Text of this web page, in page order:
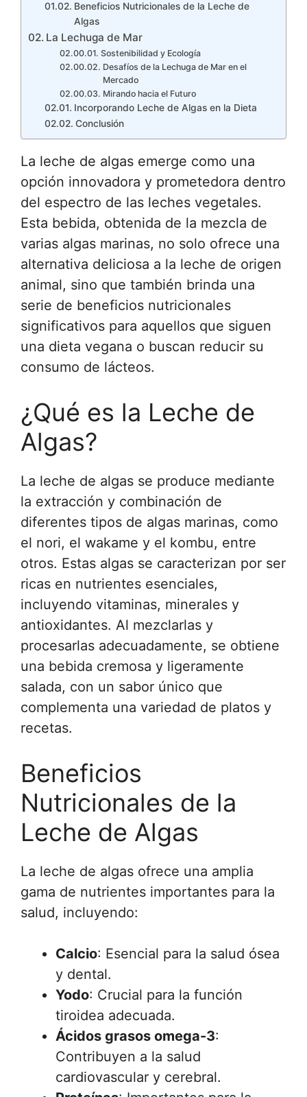
Beneficios Nutricionales de la Leche de
Algas
La Lechuga de Mar
Sostenibilidad y Ecología
Desafíos de la Lechuga de Mar en el
Mercado
Mirando hacia el Futuro
Incorporando Leche de Algas en la Dieta
Conclusión
La leche de algas emerge como una
opción innovadora y prometedora dentro
del espectro de las leches vegetales.
Esta bebida, obtenida de la mezcla de
varias algas marinas, no solo ofrece una
alternativa deliciosa a la leche de origen
animal, sino que también brinda una
serie de beneficios nutricionales
significativos para aquellos que siguen
una dieta vegana o buscan reducir su
consumo de lácteos.
¿Qué es la Leche de
Algas?
La leche de algas se produce mediante
la extracción y combinación de
diferentes tipos de algas marinas, como
el nori, el wakame y el kombu, entre
otros. Estas algas se caracterizan por ser
ricas en nutrientes esenciales,
incluyendo vitaminas, minerales y
antioxidantes. Al mezclarlas y
procesarlas adecuadamente, se obtiene
una bebida cremosa y ligeramente
salada, con un sabor único que
complementa una variedad de platos y
recetas.
Beneficios
Nutricionales de la
Leche de Algas
La leche de algas ofrece una amplia
gama de nutrientes importantes para la
salud, incluyendo:
Calcio: Esencial para la salud ósea
y dental.
Yodo: Crucial para la función
tiroidea adecuada.
Ácidos grasos omega-3:
Contribuyen a la salud
cardiovascular y cerebral.